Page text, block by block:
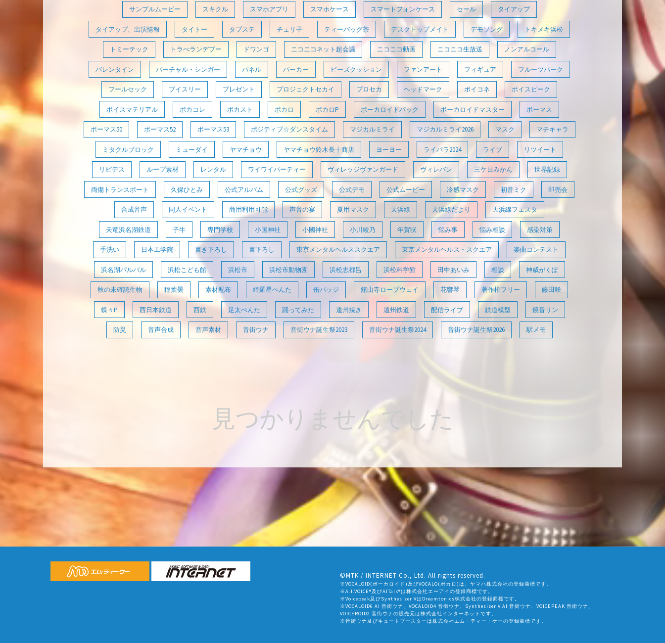
サンプルムービー スキクル スマホアプリ スマホケース スマートフォンケース セール タイアップ
タイアップ、出演情報 タイトー タプステ チェリ子 ティーバッグ茶 デスクトップメイト デモソング トキメキ浜松
トミーテック トラべランデブー ドワンゴ ニコニコネット超会議 ニコニコ動画 ニコニコ生放送 ノンアルコール
バレンタイン バーチャル・シンガー パネル パーカー ビーズクッション ファンアート フィギュア フルーツパーク
フールセック ブイスリー プレゼント プロジェクトセカイ プロセカ ヘッドマーク ボイコネ ボイスピーク
ボイスマテリアル ボカコレ ボカスト ボカロ ボカロP ボーカロイドパック ボーカロイドマスター ボーマス
ボーマス50 ボーマス52 ボーマス53 ポジティブ☆ダンスタイム マジカルミライ マジカルミライ2026 マスク マチキャラ
ミタクルブロック ミューダイ ヤマチョウ ヤマチョウ鈴木長十商店 ヨーヨー ライパラ2024 ライブ リツイート
リピデス ループ素材 レンタル ワイワイパーティー ヴィレッジヴァンガード ヴィレバン 三ケ日みかん 世界記録
両備トランスポート 久保ひとみ 公式アルバム 公式グッズ 公式デモ 公式ムービー 冷感マスク 初音ミク 即売会
合成音声 同人イベント 商用利用可能 声音の宴 夏用マスク 天浜線 天浜線だより 天浜線フェスタ
天竜浜名湖鉄道 子牛 専門学校 小国神社 小國神社 小川綾乃 年賀状 悩み事 悩み相談 感染対策
手洗い 日本工学院 書き下ろし 書下ろし 東京メンタルヘルススクエア 東京メンタルヘルス・スクエア 楽曲コンテスト
浜名湖パルパル 浜松こども館 浜松市 浜松市動物園 浜松志都呂 浜松科学館 田中あいみ 相談 神威がくぽ
秋の未確認生物 稲葉曇 素材配布 綺羅星ぺんた 缶バッジ 舘山寺ロープウェイ 花響琴 著作権フリー 藤田咲
蝶々P 西日本鉄道 西鉄 足太ぺんた 踊ってみた 遠州焼き 遠州鉄道 配信ライブ 鉄道模型 鏡音リン
防災 音声合成 音声素材 音街ウナ 音街ウナ誕生祭2023 音街ウナ誕生祭2024 音街ウナ誕生祭2026 駅メモ
見つかりませんでした
©MTK / INTERNET Co., Ltd. All rights reserved.
※VOCALOID(ボーカロイド)及びVOCALO(ボカロ)は、ヤマハ株式会社の登録商標です。
※A.I.VOICE®及びAITalk®は株式会社エーアイの登録商標です。
※Voicepeak及びSynthesizer VはDreamtonics株式会社の登録商標です。
※VOCALOID6 AI 音街ウナ、VOCALOID4 音街ウナ、Synthesizer V AI 音街ウナ、VOICEPEAK 音街ウナ、
VOICEROID2 音街ウナの販売元は株式会社インターネットです。
※音街ウナ及びキュートブースターは株式会社エム・ティー・ケーの登録商標です。